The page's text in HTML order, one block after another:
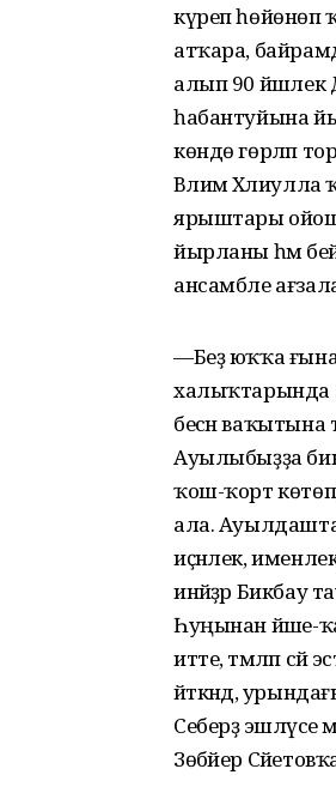
күреп һөйөнөп
атҡара,
алып 90 йәшлек
һабантуйына
көндө гөрләп
Вәлимә
ярыштары
йырланы һәм
ансамбле
—Беҙ юҡҡа
халыҡтарында
бесән
Ауылыбыҙҙа
ҡош-ҡорт
ала.
иҫәнлек,
инәйҙәр Бикбау
Һуңынан йәше-
итте, тәмләп
әйткәндә,
Себерҙә эшләүсе
Зөбәйер